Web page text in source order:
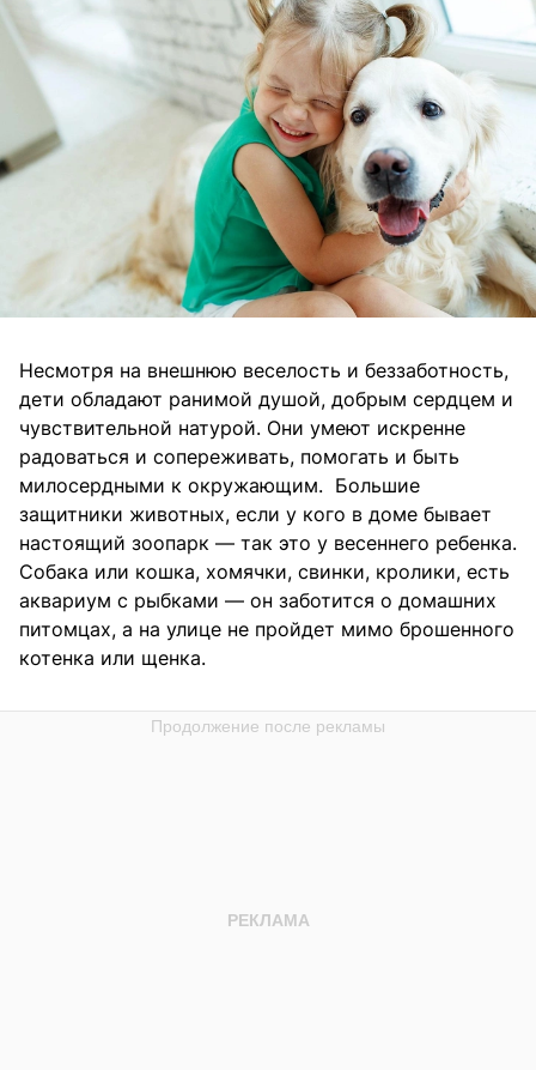
Несмотря на внешнюю веселость и беззаботность,
дети обладают ранимой душой, добрым сердцем и
чувствительной натурой. Они умеют искренне
радоваться и сопереживать, помогать и быть
милосердными к окружающим. Большие
защитники животных, если у кого в доме бывает
настоящий зоопарк — так это у весеннего ребенка.
Собака или кошка, хомячки, свинки, кролики, есть
аквариум с рыбками — он заботится о домашних
питомцах, а на улице не пройдет мимо брошенного
котенка или щенка.